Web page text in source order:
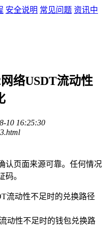
安全说明 常见问题 资讯中
络USDT流动性
10 16:25:30
认页面来源可靠。任何情况
码。
动性不足时的钱包兑换路